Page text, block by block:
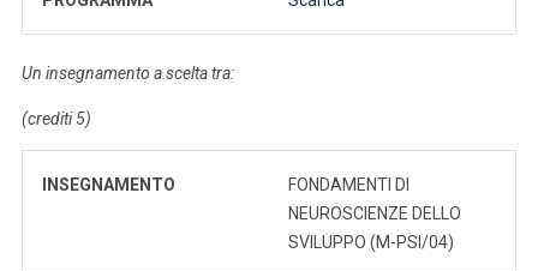
Un insegnamento a scelta tra:
(crediti 5)
INSEGNAMENTO
FONDAMENTI DI
NEUROSCIENZE DELLO
SVILUPPO (M-PSI/04)